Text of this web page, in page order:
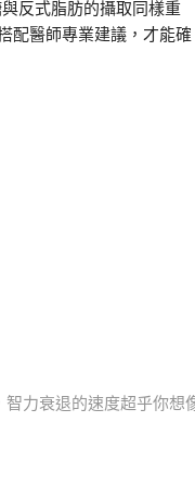
反式脂肪的攝取同樣重
配醫師專業建議，才能確
力衰退的速度超乎你想